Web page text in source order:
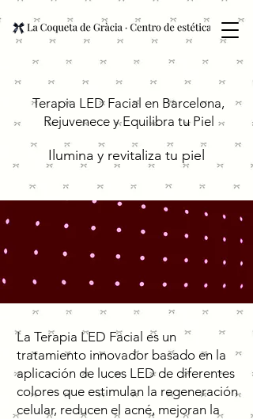
Terapia LED Facial en Barcelona,
Rejuvenece y Equilibra tu Piel
Ilumina y revitaliza tu piel
La Terapia LED Facial es un
tratamiento innovador basado en la
aplicación de luces LED de diferentes
colores que estimulan la regeneración
celular, reducen el acné, mejoran la